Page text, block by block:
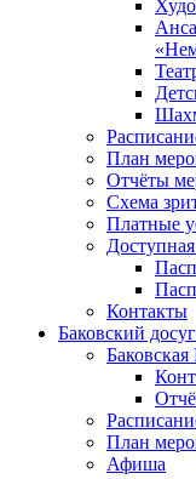
План
Отчёты
Схема
Платные
Доступная
Контакты
Баковский
Баковская
План
Афиша